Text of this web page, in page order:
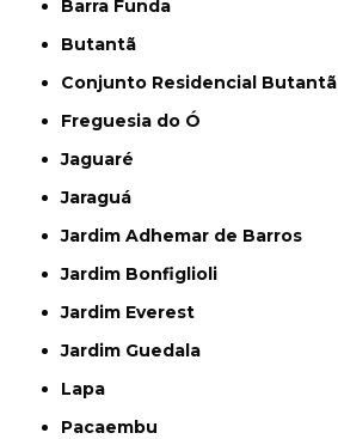
Barra Funda
Butantã
Conjunto Residencial Butantã
Freguesia do Ó
Jaguaré
Jaraguá
Jardim Adhemar de Barros
Jardim Bonfiglioli
Jardim Everest
Jardim Guedala
Lapa
Pacaembu